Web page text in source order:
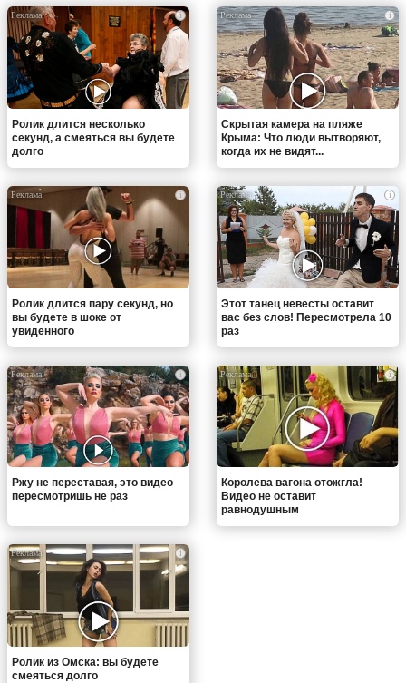
i
Ролик длится несколько
секунд, а смеяться вы будете
долго
i
Скрытая камера на пляже
Крыма: Что люди вытворяют,
когда их не видят...
i
Ролик длится пару секунд, но
вы будете в шоке от
увиденного
i
Этот танец невесты оставит
вас без слов! Пересмотрела 10
раз
i
Ржу не переставая, это видео
пересмотришь не раз
i
Королева вагона отожгла!
Видео не оставит
равнодушным
i
Ролик из Омска: вы будете
смеяться долго